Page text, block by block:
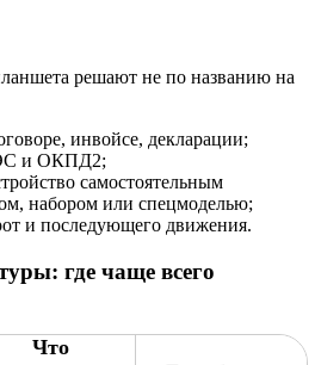
решают не по названию на
инвойсе, декларации;
и ОКПД2;
самостоятельным
набором или спецмоделью;
и последующего движения.
где чаще всего
Что